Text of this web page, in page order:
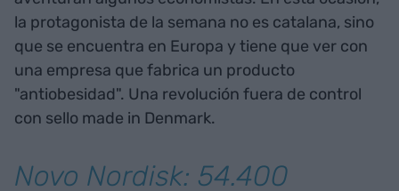
la protagonista de la semana no es catalana, sino
que se encuentra en Europa y tiene que ver con
una empresa que fabrica un producto
"antiobesidad". Una revolución fuera de control
con sello made in Denmark.
Novo Nordisk: 54.400